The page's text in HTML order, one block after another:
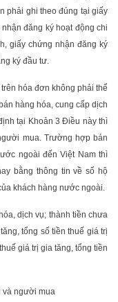
phải ghi theo đúng tại giấy
đăng ký hoạt động chi
giấy chứng nhận đăng ký
ký đầu tư.
hóa đơn không phải thể
hàng hóa, cung cấp dịch
tại Khoản 3 Điều này thì
mua. Trường hợp bán
ngoài đến Việt Nam thì
bằng thông tin về số hộ
khách hàng nước ngoài.
dịch vụ; thành tiền chưa
tổng số tiền thuế giá trị
giá trị gia tăng, tổng tiền
và người mua